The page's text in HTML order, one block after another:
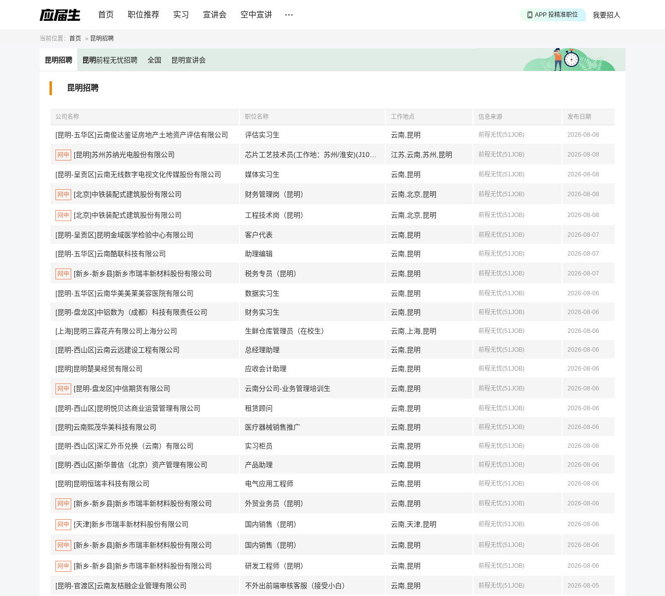
首页 职位推荐 实习 宣讲会 空中宣讲 我要招人
APP 搜海量职位
当前位置： 首页 » 昆明招聘
昆明招聘 昆明前程无忧招聘 全国 昆明宣讲会
昆明招聘
公司名称 职位名称 工作地点 信息来源 发布日期
[昆明-五华区]云南俊达鉴证房地产土地资产评估有限公司 评估实习生 云南,昆明 前程无忧(51JOB) 2026-08-08
网申 [昆明]苏州苏纳光电股份有限公司 江苏,云南,苏州,昆明 前程无忧(51JOB) 2026-08-08
[昆明-呈贡区]云南无线数字电视文化传媒股份有限公司 媒体实习生 云南,昆明 前程无忧(51JOB) 2026-08-08
网申 [北京]中铁装配式建筑股份有限公司 财务管理岗（昆明） 云南,北京,昆明 前程无忧(51JOB) 2026-08-08
网申 [北京]中铁装配式建筑股份有限公司 工程技术岗（昆明） 云南,北京,昆明 前程无忧(51JOB) 2026-08-08
[昆明-呈贡区]昆明金域医学检验中心有限公司 客户代表 云南,昆明 前程无忧(51JOB) 2026-08-07
[昆明-五华区]云南酷联科技有限公司 助理编辑 云南,昆明 前程无忧(51JOB) 2026-08-07
网申 [新乡-新乡县]新乡市瑞丰新材料股份有限公司 税务专员（昆明） 云南,昆明 前程无忧(51JOB) 2026-08-07
[昆明-五华区]云南华美美莱美容医院有限公司 数据实习生 云南,昆明 前程无忧(51JOB) 2026-08-06
[昆明-盘龙区]中铝数为（成都）科技有限责任公司 财务实习生 云南,昆明 前程无忧(51JOB) 2026-08-06
[上海]昆明三霖花卉有限公司上海分公司 生鲜仓库管理员（在校生） 云南,上海,昆明 前程无忧(51JOB) 2026-08-06
[昆明-西山区]云南云远建设工程有限公司 总经理助理 云南,昆明 前程无忧(51JOB) 2026-08-06
[昆明]昆明楚昊经贸有限公司 应收会计助理 云南,昆明 前程无忧(51JOB) 2026-08-06
网申 [昆明-盘龙区]中信期货有限公司 云南分公司-业务管理培训生 云南,昆明 前程无忧(51JOB) 2026-08-06
[昆明-西山区]昆明悦贝达商业运营管理有限公司 租赁顾问 云南,昆明 前程无忧(51JOB) 2026-08-06
[昆明]云南熙茂华美科技有限公司 医疗器械销售推广 云南,昆明 前程无忧(51JOB) 2026-08-06
[昆明-西山区]深汇外币兑换（云南）有限公司 实习柜员 云南,昆明 前程无忧(51JOB) 2026-08-06
[昆明-西山区]新华普信（北京）资产管理有限公司 产品助理 云南,昆明 前程无忧(51JOB) 2026-08-06
[昆明]昆明恒瑞丰科技有限公司 电气应用工程师 云南,昆明 前程无忧(51JOB) 2026-08-06
网申 [新乡-新乡县]新乡市瑞丰新材料股份有限公司 外贸业务员（昆明） 云南,昆明 前程无忧(51JOB) 2026-08-06
网申 [天津]新乡市瑞丰新材料股份有限公司 国内销售（昆明） 云南,天津,昆明 前程无忧(51JOB) 2026-08-06
网申 [新乡-新乡县]新乡市瑞丰新材料股份有限公司 国内销售（昆明） 云南,昆明 前程无忧(51JOB) 2026-08-06
网申 [新乡-新乡县]新乡市瑞丰新材料股份有限公司 研发工程师（昆明） 云南,昆明 前程无忧(51JOB) 2026-08-06
[昆明-官渡区]云南友桔融企业管理有限公司 不外出前端审核客服（接受小白） 云南,昆明 前程无忧(51JOB) 2026-08-05